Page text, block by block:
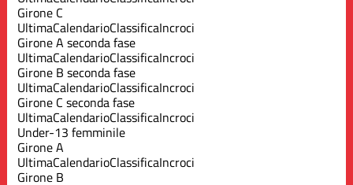
Girone C
UltimaCalendarioClassificaIncroci
Girone A seconda fase
UltimaCalendarioClassificaIncroci
Girone B seconda fase
UltimaCalendarioClassificaIncroci
Girone C seconda fase
UltimaCalendarioClassificaIncroci
Under-13 femminile
Girone A
UltimaCalendarioClassificaIncroci
Girone B